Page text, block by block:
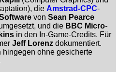
die Amstrad-CPC-
von Sean Pearce
und die BBC Micro-
in den In-Game-Credits. Für
Jeff Lorenz dokumentiert.
ohne gesicherte